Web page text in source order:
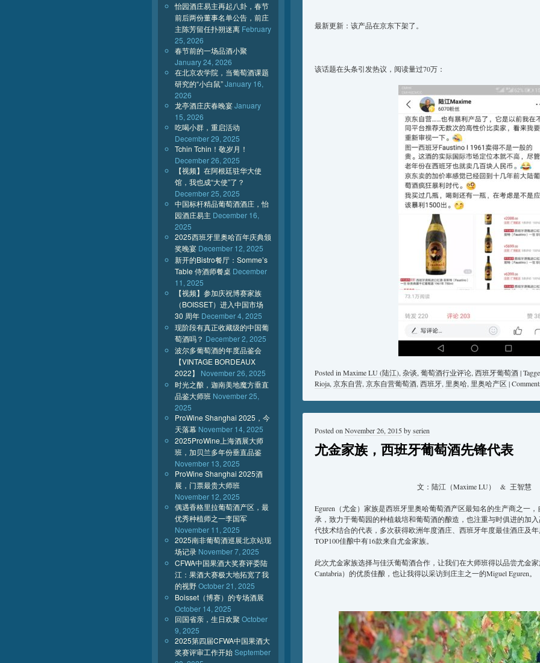
最新更新：该产品在京东下架了。
该话题在头条引发热议，阅读量过70万：
Posted in Maxime LU (陆江), 杂谈, 葡萄酒行业评论, 西班牙葡萄酒|
Rioja, 京东自营, 京东自营葡萄酒, 西班牙, 里奥哈, 里奥哈产区|
尤金家族，西班牙葡萄酒先锋代表
Posted on November 26, 2015byserien
文：陆江（Maxime LU） & 王智慧
Eguren（尤金）家族是西班牙里奥哈葡萄酒产区最知名的生产商之一
承，致力于葡萄园的种植栽培和葡萄酒的酿造，也注重与时俱进的加
代技术结合的代表，多次获得欧洲年度酒庄、西班牙年度最佳酒庄及
TOP100佳酿中有16款来自尤金家族。
此次尤金家族选择与佳沃葡萄酒合作，让我们在大师班得以品尝尤金
Cantabria）的优质佳酿，也让我得以采访到庄主之一的Miguel Eguren。
怡园酒庄易主再起八卦，春节
前后两份董事名单公告，前庄
主陈芳留任扑朔迷离 February
25, 2026
春节前的一场品酒小聚
January 24, 2026
在北京农学院，当葡萄酒课题
研究的“小白鼠”January 16,
2026
龙亭酒庄庆春晚宴January
15, 2026
吃喝小群，重启活动
December 29, 2025
Tchin Tchin！敬岁月！
December 26, 2025
【视频】在阿根廷驻华大使
馆，我也成“大使”了？
December 25, 2025
中国标杆精品葡萄酒酒庄，怡
园酒庄易主 December 16,
2025
2025西班牙里奥哈百年庆典颁
奖晚宴 December 12, 2025
新开的Bistro餐厅：Somme’s
Table 侍酒师餐桌 December
11, 2025
【视频】参加庆祝博赛家族
（BOISSET）进入中国市场
30 周年 December 4, 2025
现阶段有真正收藏级的中国葡
萄酒吗？ December 2, 2025
波尔多葡萄酒的年度品鉴会
【VINTAGE BORDEAUX
2022】
November 26, 2025
时光之酿，迦南美地魔方垂直
品鉴大师班 November 25,
2025
ProWine Shanghai 2025，今
天落幕 November 14, 2025
2025ProWine上海酒展大师
班，加贝兰多年份垂直品鉴
November 13, 2025
ProWine Shanghai 2025酒
展，门票最贵大师班
November 12, 2025
偶遇香格里拉葡萄酒产区，最
优秀种植师之一李国军
November 11, 2025
2025南非葡萄酒巡展北京站现
场记录 November 7, 2025
CFWA中国果酒大奖赛评委陆
江：果酒大赛极大地拓宽了我
的视野October 21, 2025
Boisset（博赛）的专场酒展
October 14, 2025
回国省亲，生日欢聚 October
9, 2025
2025第四届CFWA中国果酒大
奖赛评审工作开始September